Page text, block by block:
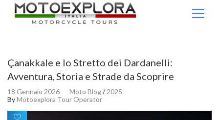
Çanakkale e lo Stretto dei Dardanelli:
Avventura, Storia e Strade da Scoprire
18 Gennaio 2026 Moto Blog/2025
ByMotoexplora Tour Operator